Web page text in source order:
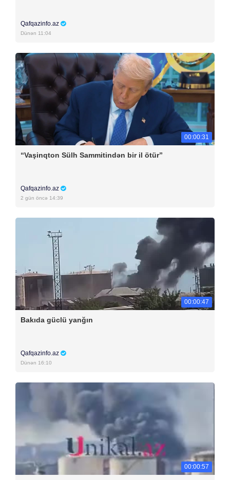
Qafqazinfo.az
Dünən 11:04
00:00:31
“Vaşinqton Sülh Sammitindən bir il ötür”
Qafqazinfo.az
2 gün öncə 14:39
00:00:47
Bakıda güclü yanğın
Qafqazinfo.az
Dünən 16:10
00:00:57